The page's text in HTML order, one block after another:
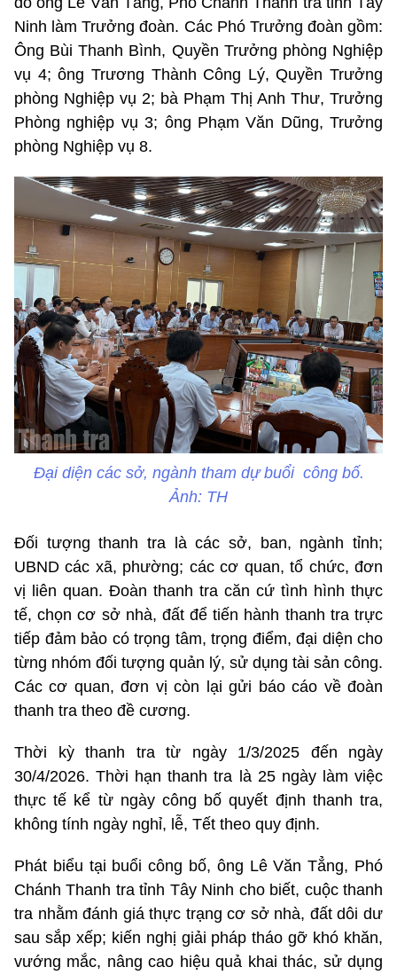
Ninh làm Trưởng đoàn. Các Phó Trưởng đoàn gồm:
Ông Bùi Thanh Bình, Quyền Trưởng phòng Nghiệp
vụ 4; ông Trương Thành Công Lý, Quyền Trưởng
phòng Nghiệp vụ 2; bà Phạm Thị Anh Thư, Trưởng
Phòng nghiệp vụ 3; ông Phạm Văn Dũng, Trưởng
phòng Nghiệp vụ 8.
Đại diện các sở, ngành tham dự buổi công bố.
Ảnh: TH
Đối tượng thanh tra là các sở, ban, ngành tỉnh;
UBND các xã, phường; các cơ quan, tổ chức, đơn
vị liên quan. Đoàn thanh tra căn cứ tình hình thực
tế, chọn cơ sở nhà, đất để tiến hành thanh tra trực
tiếp đảm bảo có trọng tâm, trọng điểm, đại diện cho
từng nhóm đối tượng quản lý, sử dụng tài sản công.
Các cơ quan, đơn vị còn lại gửi báo cáo về đoàn
thanh tra theo đề cương.
Thời kỳ thanh tra từ ngày 1/3/2025 đến ngày
30/4/2026. Thời hạn thanh tra là 25 ngày làm việc
thực tế kể từ ngày công bố quyết định thanh tra,
không tính ngày nghỉ, lễ, Tết theo quy định.
Phát biểu tại buổi công bố, ông Lê Văn Tẳng, Phó
Chánh Thanh tra tỉnh Tây Ninh cho biết, cuộc thanh
tra nhằm đánh giá thực trạng cơ sở nhà, đất dôi dư
sau sắp xếp; kiến nghị giải pháp tháo gỡ khó khăn,
vướng mắc, nâng cao hiệu quả khai thác, sử dụng